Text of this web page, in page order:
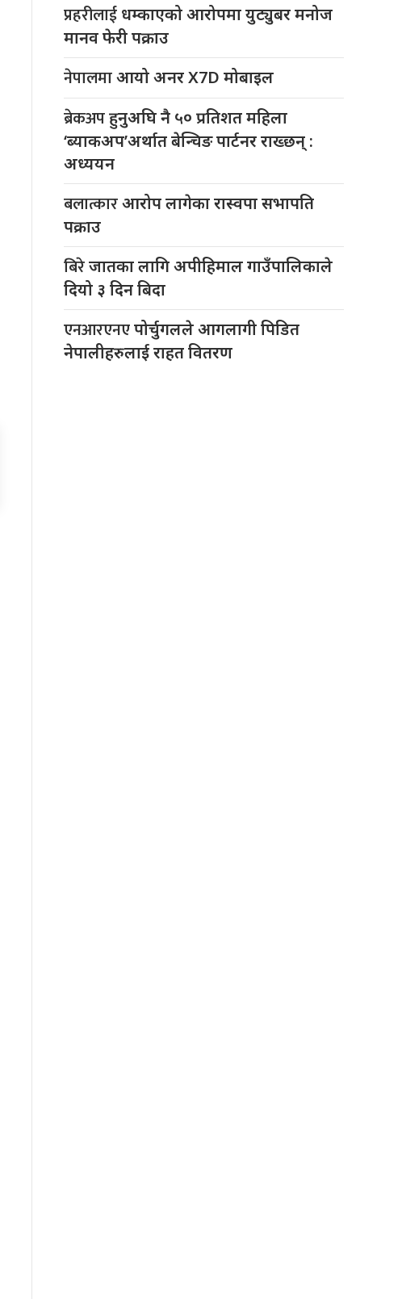
प्रहरीलाई धम्काएको आरोपमा युट्युबर मनोज
मानव फेरी पक्राउ
नेपालमाआयो अनर X7D मोबाइल
ब्रेकअपहुनुअघि नै ५० प्रतिशत महिला
‘ब्याकअप’अर्थात बेन्चिङ पार्टनर राख्छन् :
अध्ययन
बलात्कारआरोप लागेका रास्वपा सभापति
पक्राउ
बिरेजातका लागि अपीहिमाल गाउँपालिकाले
दियो ३ दिन बिदा
एनआरएनएपोर्चुगलले आगलागी पिडित
नेपालीहरुलाई राहत वितरण